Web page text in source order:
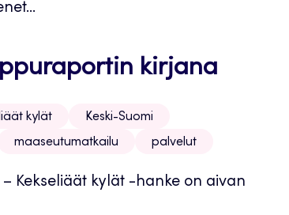
kirjana
kylät
Keski-Suomi
maaseutumatkailu palvelut
Kekseliäät kylät -hanke on aivan